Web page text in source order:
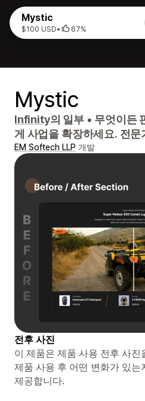
Mystic
$100 USD• 67%
Mystic
Infinity의 일부 • 무엇이든
게 사업을 확장하세요. 전
EM Softech LLP 개발
전후 사진
이 제품은 제품 사용 전후 사진
제품 사용 후 어떤 변화가 있는
제공합니다.